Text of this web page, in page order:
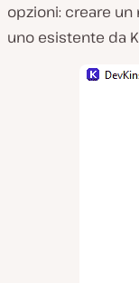
opzioni: creare
uno esistente da